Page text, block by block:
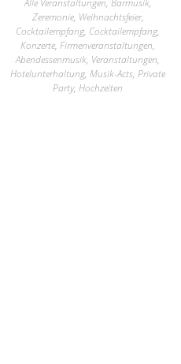
Alle Veranstaltungen, Barmusik,
Zeremonie, Weihnachtsfeier,
Cocktailempfang, Cocktailempfang,
Konzerte,Firmenveranstaltungen,
Abendessenmusik, Veranstaltungen,
Hotelunterhaltung,Musik-Acts,Private
Party,Hochzeiten